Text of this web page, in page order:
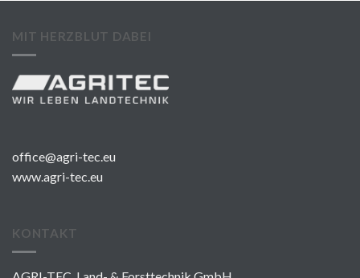
MIT HERZBLUT DABEI
office@agri-tec.eu
www.agri-tec.eu
KONTAKT